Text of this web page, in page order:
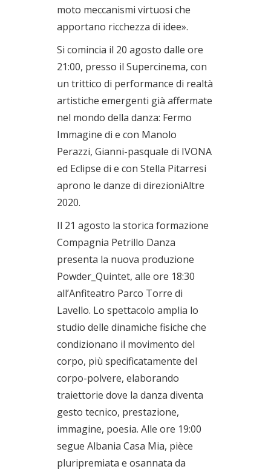
moto meccanismi virtuosi che
apportano ricchezza di idee».
Si comincia il 20 agosto dalle ore
21:00, presso il Supercinema, con
un trittico di performance di realtà
artistiche emergenti già affermate
nel mondo della danza: Fermo
Immagine di e con Manolo
Perazzi, Gianni-pasquale di IVONA
ed Eclipse di e con Stella Pitarresi
aprono le danze di direzioniAltre
2020.
Il 21 agosto la storica formazione
Compagnia Petrillo Danza
presenta la nuova produzione
Powder_Quintet, alle ore 18:30
all’Anfiteatro Parco Torre di
Lavello. Lo spettacolo amplia lo
studio delle dinamiche fisiche che
condizionano il movimento del
corpo, più specificatamente del
corpo-polvere, elaborando
traiettorie dove la danza diventa
gesto tecnico, prestazione,
immagine, poesia. Alle ore 19:00
segue Albania Casa Mia, pièce
pluripremiata e osannata da